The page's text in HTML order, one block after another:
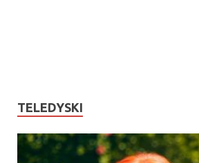
TELEDYSKI